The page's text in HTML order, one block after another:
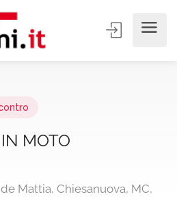
MOTO
Mattia, Chiesanuova, MC,